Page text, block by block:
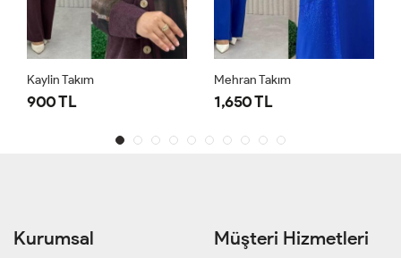
Kaylin Takım
900 TL
Mehran Takım
1,650 TL
Kurumsal Müşteri Hizmetleri